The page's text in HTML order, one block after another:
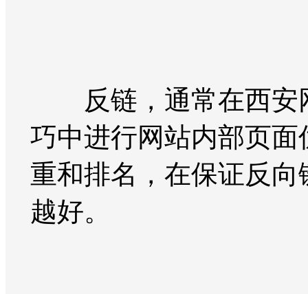
反链，通常在西安
巧中进行网站内部页
重和排名，在保证反
越好。